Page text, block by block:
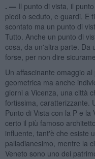
. — Il punto di vista, il
piedi o seduto, e guardi. E
scontato ma un punto di
Tutto. Anche un punto di
cosa, da un'altra parte. Da
forse, per non dire
Un affascinante omaggio
geometrica ma anche
giorni a Vicenza, una città
fortissima, caratterizzante.
Punto di Vista con la P e la
certo il più famoso
influente, tant'è che esiste
palladianesimo, mentre la
Veneto sono uno dei